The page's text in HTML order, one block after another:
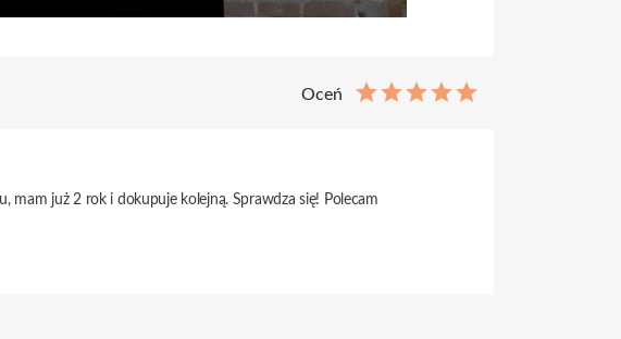
Oceń
mam już 2 rok i dokupuje kolejną. Sprawdza się! Polecam